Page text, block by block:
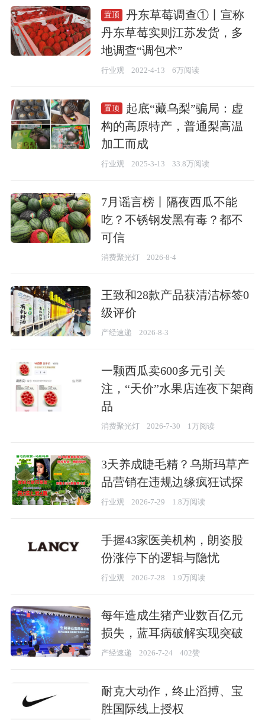
置顶
丹东草莓调查①丨宣称
丹东草莓实则江苏发货，多
地调查“调包术”
行业观 2022-4-13 6万阅读
置顶
起底“藏乌梨”骗局：虚
构的高原特产，普通梨高温
加工而成
行业观 2025-3-13 33.8万阅读
7月谣言榜丨隔夜西瓜不能
吃？不锈钢发黑有毒？都不
可信
消费聚光灯 2026-8-4
王致和28款产品获清洁标签0
级评价
产经速递 2026-8-3
一颗西瓜卖600多元引关
注，“天价”水果店连夜下架商
品
消费聚光灯 2026-7-30 1万阅读
3天养成睫毛精？乌斯玛草产
品营销在违规边缘疯狂试探
行业观 2026-7-29 1.8万阅读
手握43家医美机构，朗姿股
份涨停下的逻辑与隐忧
行业观 2026-7-28 1.9万阅读
每年造成生猪产业数百亿元
损失，蓝耳病破解实现突破
产经速递 2026-7-24 402赞
耐克大动作，终止滔搏、宝
胜国际线上授权